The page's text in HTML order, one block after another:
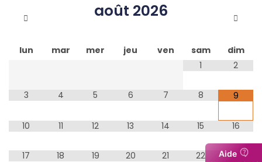
août 2026
lun mar mer jeu ven sam
dim
1
2
3 4 5 6 7 8 9
10 11 12 13 14 15 16
17 18 19 20 21 22 23